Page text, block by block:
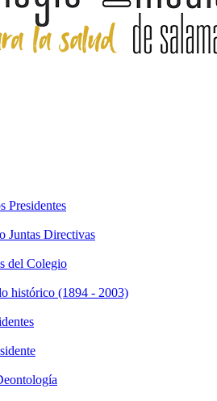
Presidentes
Juntas Directivas
del Colegio
histórico (1894 - 2003)